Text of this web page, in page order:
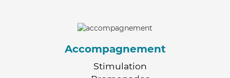
Accompagnement
Stimulation